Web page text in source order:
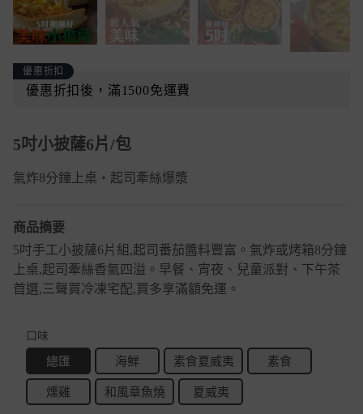
優惠折扣
優惠折扣後，滿1500免運費
5吋小披薩6片/包
氣炸8分鐘上桌・起司牽絲爆漿
商品摘要
5吋手工小披薩6片組,起司番茄醬料豐富。氣炸或烤箱8分鐘
上桌,起司牽絲香氣四溢。早餐、宵夜、兒童派對、下午茶
首選,三聲買冷凍宅配,買多享滿額免運。
口味
總匯 海鮮 素食夏威夷 素食
燻雞 和風章魚燒 夏威夷